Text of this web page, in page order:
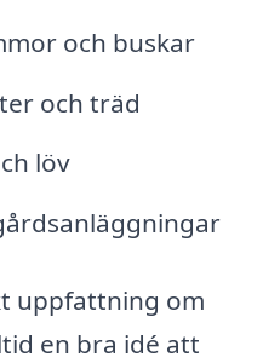
och buskar
och träd
löv
uppfattning om
en bra idé att